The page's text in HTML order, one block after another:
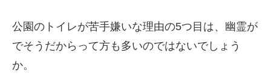
公園のトイレが苦手嫌いな理由の5つ目は、幽霊が
でそうだからって方も多いのではないでしょう
か。